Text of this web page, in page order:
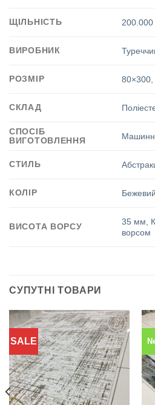
ЩІЛЬНІСТЬ 200.000
ВИРОБНИК
РОЗМІР 80×300
СКЛАД
СПОСІБ
ВИГОТОВЛЕННЯ
СТИЛЬ
КОЛІР Бежевий
ВИСОТА ВОРСУ 35 мм,
ворсом
СУПУТНІ ТОВАРИ
SALE
Додати
до
обраного